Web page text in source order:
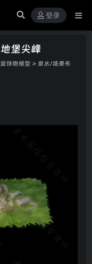
登录
堡尖峰
装饰物模型 > 泉水/场景布